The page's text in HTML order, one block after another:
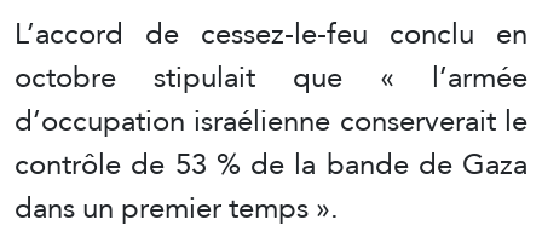
L’accord de cessez-le-feu conclu en
octobre stipulait que « l’armée
d’occupation israélienne conserverait le
contrôle de 53 % de la bande de Gaza
dans un premier temps ».